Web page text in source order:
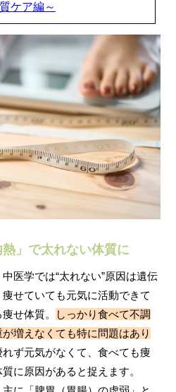
ケア編～
熱」で太れない体質に
医学では“太れない”原因は遺伝
せていても元気に活動できて
せ体質。
しっかり食べて不調
増えなくても特に問題はあり
ず元気がなくて、食べても痩
に原因があると捉えます。